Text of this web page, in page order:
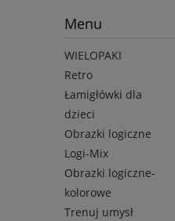
Menu
WIELOPAKI
Retro
Łamigłówki dla
dzieci
Obrazki logiczne
Logi-Mix
Obrazki logiczne-
kolorowe
Trenuj umysł